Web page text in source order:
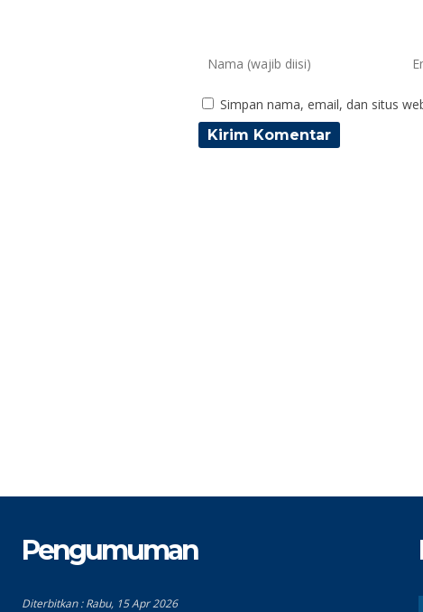
Simpan nama, email, dan situs
Nikhmatul Khasanah, S.Pd
Pengumuman
Diterbitkan :Rabu, 15 Apr 2026